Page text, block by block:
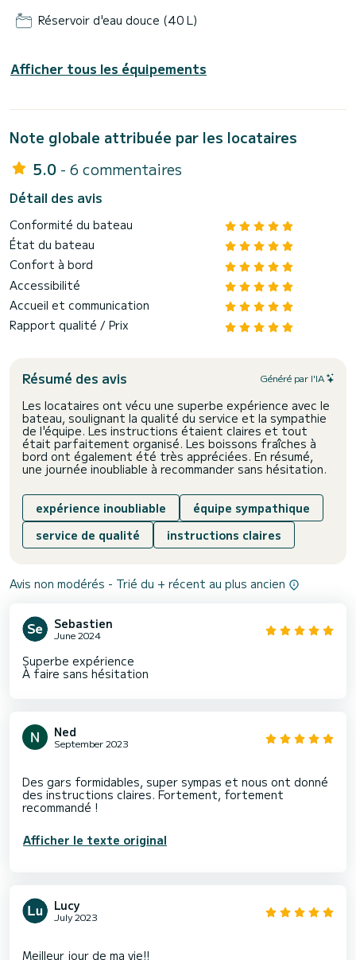
Réservoir d'eau douce (40 L)
Afficher tous les équipements
Note globale attribuée par les locataires
5.0 - 6 commentaires
Détail des avis
Conformité du bateau
État du bateau
Confort à bord
Accessibilité
Accueil et communication
Rapport qualité / Prix
Résumé des avis Généré par l'IA
Les locataires ont vécu une superbe expérience avec le
bateau, soulignant la qualité du service et la sympathie
de l'équipe. Les instructions étaient claires et tout
était parfaitement organisé. Les boissons fraîches à
bord ont également été très appréciées. En résumé,
une journée inoubliable à recommander sans hésitation.
expérience inoubliable
équipe sympathique
service de qualité
instructions claires
Avis non modérés - Trié du + récent au plus ancien
Sebastien
June 2024
Superbe expérience
À faire sans hésitation
Ned
September 2023
Des gars formidables, super sympas et nous ont donné
des instructions claires. Fortement, fortement
Afficher le texte original
Lucy
July 2023